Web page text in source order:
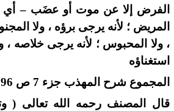
الفرض إلا عن موت أو عضَب – أي
المريض ؛ لأنه يرجى برؤه ، ولا
، ولا المحبوس ؛ لأنه يرجى خلاصه ،
استغناؤه
المجموع شرح المهذب جزء 7 ص 96
قال المصنف رحمه الله تعالى (